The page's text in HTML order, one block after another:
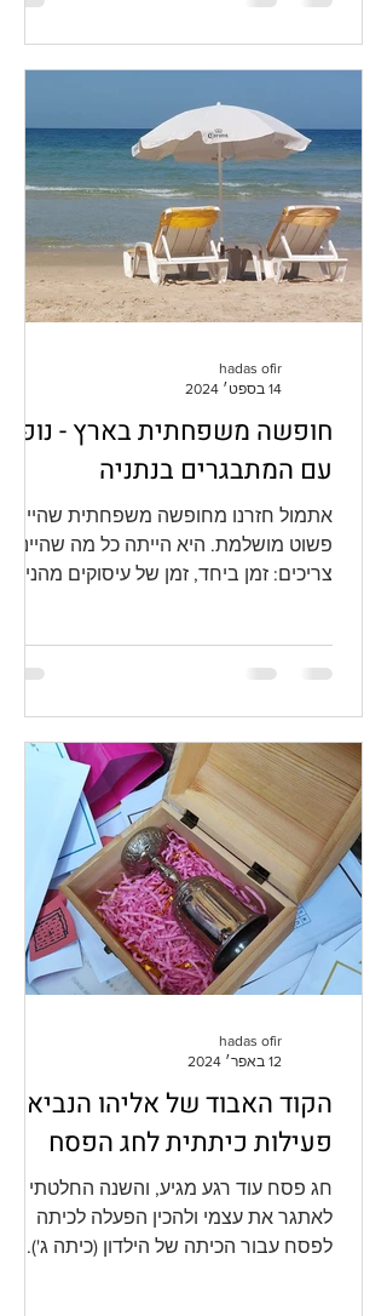
חופשה משפחתית בארץ - נופש
עם המתבגרים בנתניה
אתמול חזרנו מחופשה משפחתית שהייתה
פשוט מושלמת. היא הייתה כל מה שהיינו
צריכים: זמן ביחד, זמן של עיסוקים מהנים,
hadas ofir
14 בספט׳ 2024
הקוד האבוד של אליהו הנביא -
פעילות כיתתית לחג הפסח
חג פסח עוד רגע מגיע, והשנה החלטתי
לאתגר את עצמי ולהכין הפעלה לכיתה
לפסח עבור הכיתה של הילדון (כיתה ג').
hadas ofir
12 באפר׳ 2024